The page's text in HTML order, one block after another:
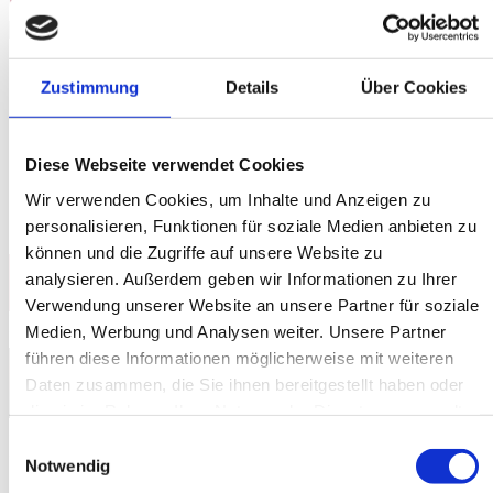
Zustimmung Details Über Cookies
Diese Webseite verwendet Cookies
Wir verwenden Cookies, um Inhalte und Anzeigen zu
personalisieren, Funktionen für soziale Medien anbieten zu
können und die Zugriffe auf unsere Website zu
analysieren. Außerdem geben wir Informationen zu Ihrer
Verwendung unserer Website an unsere Partner für soziale
Medien, Werbung und Analysen weiter. Unsere Partner
führen diese Informationen möglicherweise mit weiteren
Daten zusammen, die Sie ihnen bereitgestellt haben oder
Notwendig
MIT „GENERATION XY: DIE 80ER, DIE 90ER UND
DAS LEBEN HEUTE – DIE COMEDY-SHOW VON
OLAF BOSSI“
Veranstaltungsort:Rosenau - Lokalität & Bühne,
VVK20,00 €/ VVK ermäßigt 15,00 € zzgl. Gebühren
AK 25,00 € / AK ermäßigt 22,00 € inkl. Gebühren
KARTEN KAUFEN
DO 21. Januar 2027 Einlass & Bewirtung ab 18.00 Uhr
Beginn 20.00 Uhr
STUTTGARTER PREMIERE
JOHANNES FLOEHR
Veranstaltungsort:
Rosenau - Lokalität & Bühne,